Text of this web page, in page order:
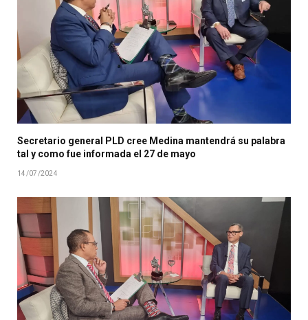
Secretario general PLD cree Medina mantendrá su palabra
tal y como fue informada el 27 de mayo
14/07/2024